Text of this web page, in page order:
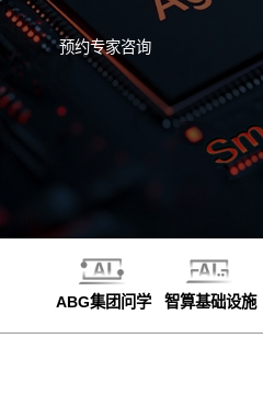
预约专家咨询
ABG集团问学 智算基础设施